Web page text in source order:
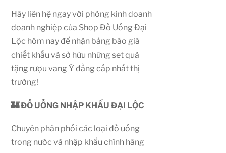
Hãy liên hệ ngay với phòng kinh doanh
doanh nghiệp của Shop Đồ Uống Đại
Lộc hôm nay để nhận bảng báo giá
chiết khấu và sở hữu những set quà
tặng rượu vang Ý đẳng cấp nhất thị
trường!
🏰 ĐỒ UỐNG NHẬP KHẨU ĐẠI LỘC
Chuyên phân phối các loại đồ uống
trong nước và nhập khẩu chính hãng